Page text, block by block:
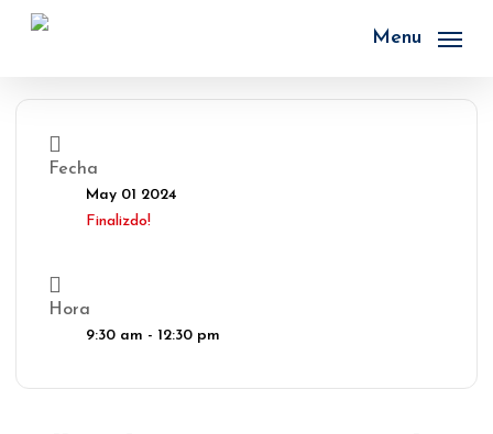
Skip
Menu
Fecha
May 01 2024
Finalizdo!
Hora
9:30 am - 12:30 pm